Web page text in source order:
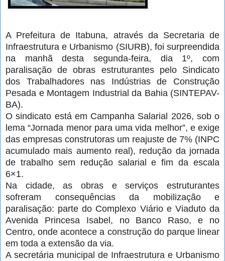
A Prefeitura de Itabuna, através da Secretaria de
Infraestrutura e Urbanismo (SIURB), foi surpreendida
na manhã desta segunda-feira, dia 1º, com
paralisação de obras estruturantes pelo Sindicato
dos Trabalhadores nas Indústrias de Construção
Pesada e Montagem Industrial da Bahia (SINTEPAV-
BA).
O sindicato está em Campanha Salarial 2026, sob o
lema “Jornada menor para uma vida melhor”, e exige
das empresas construtoras um reajuste de 7% (INPC
acumulado mais aumento real), redução da jornada
de trabalho sem redução salarial e fim da escala
6×1.
Na cidade, as obras e serviços estruturantes
sofreram consequências da mobilização e
paralisação: parte do Complexo Viário e Viaduto da
Avenida Princesa Isabel, no Banco Raso, e no
Centro, onde acontece a construção do parque linear
em toda a extensão da via.
A secretária municipal de Infraestrutura e Urbanismo